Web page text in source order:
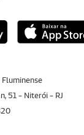
51 - Niterói - RJ